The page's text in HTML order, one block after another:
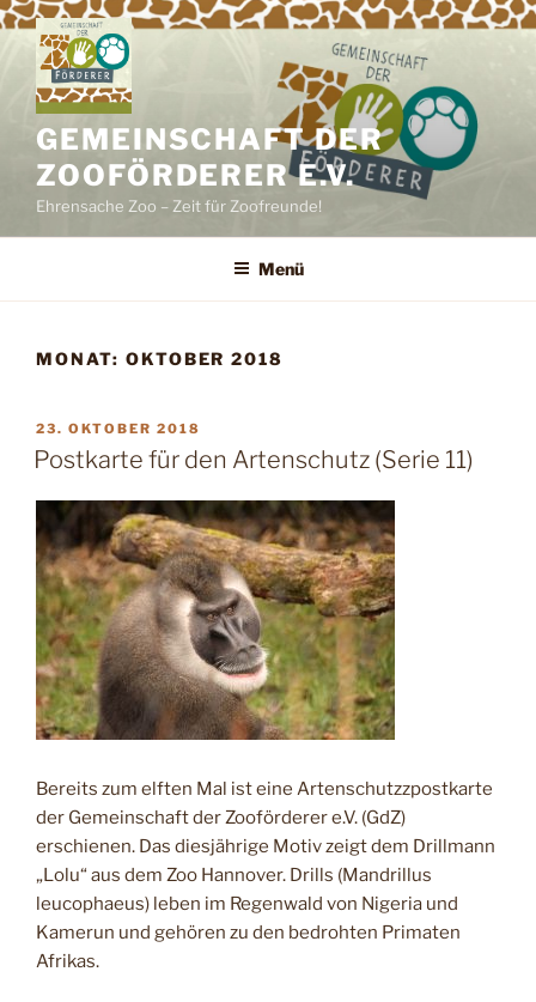
Zum
Inhalt
springen
GEMEINSCHAFT DER
ZOOFÖRDERER E.V.
Ehrensache Zoo – Zeit für Zoofreunde!
Menü
MONAT: OKTOBER 2018
VERÖFFENTLICHT
AM
23. OKTOBER 2018
Postkarte für den Artenschutz (Serie 11)
Bereits zum elften Mal ist eine Artenschutzzpostkarte
der Gemeinschaft der Zooförderer e.V. (GdZ)
erschienen. Das diesjährige Motiv zeigt dem Drillmann
„Lolu“ aus dem Zoo Hannover. Drills (Mandrillus
leucophaeus) leben im Regenwald von Nigeria und
Kamerun und gehören zu den bedrohten Primaten
Afrikas.